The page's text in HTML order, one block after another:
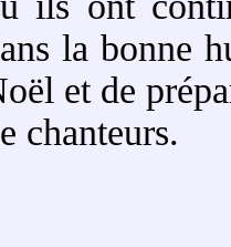
la bonne
et de
chanteurs.